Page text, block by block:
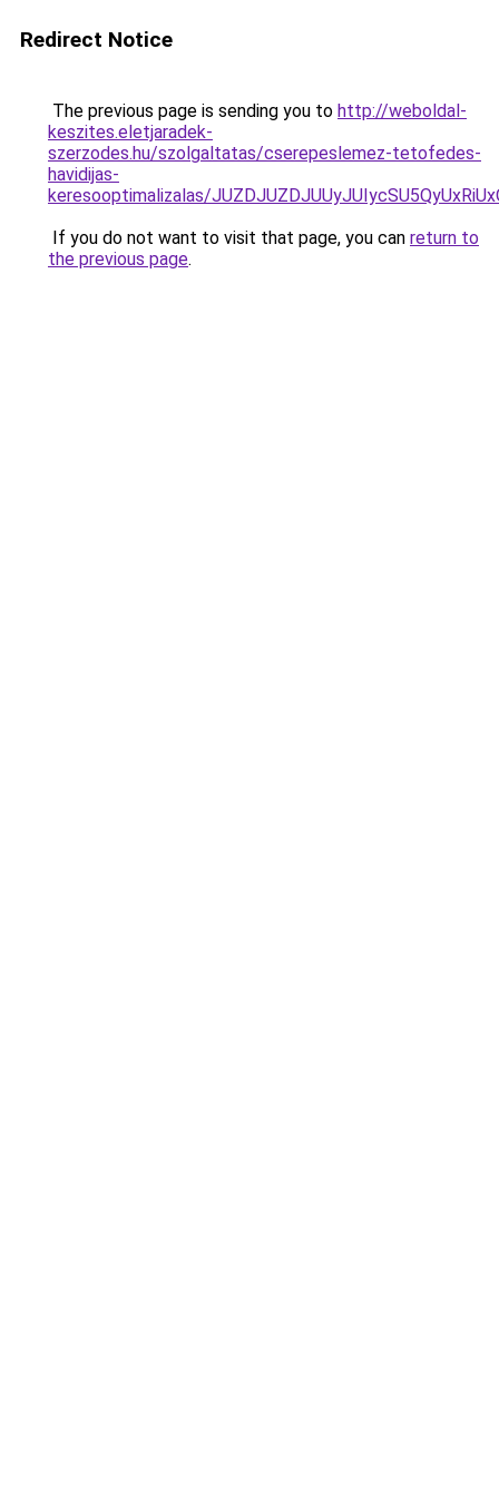
Redirect Notice
The previous page is sending you to http://weboldal-
keszites.eletjaradek-
szerzodes.hu/szolgaltatas/cserepeslemez-tetofedes-
havidijas-
keresooptimalizalas/
If you do not want to visit that page, you can return to
the previous page.